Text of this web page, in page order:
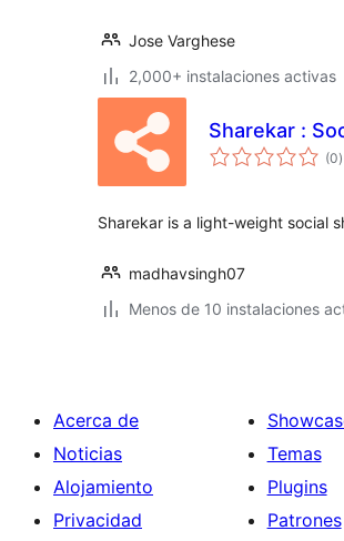
Jose Varghese
2,000+ instalaciones activas
Sharekar :
(0)
Sharekar is a light-weight social
madhavsingh07
Menos de 10 instalaciones
Acerca de
Noticias
Alojamiento
Privacidad
Temas
Plugins
Patrones